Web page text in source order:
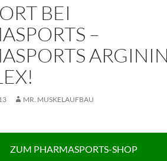
BEI
–
ARGININ
MR. MUSKELAUFBAU
ZUM PHARMASPORTS-SHOP